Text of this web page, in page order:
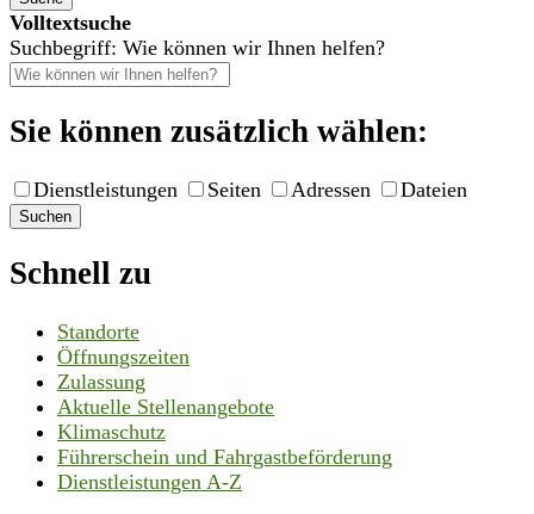
Volltextsuche
Suchbegriff: Wie können wir Ihnen helfen?
Sie können zusätzlich wählen:
Dienstleistungen Seiten Adressen Dateien
Suchen
Schnell zu
Standorte
Öffnungszeiten
Zulassung
Aktuelle Stellenangebote
Klimaschutz
Führerschein und Fahrgastbeförderung
Dienstleistungen A-Z